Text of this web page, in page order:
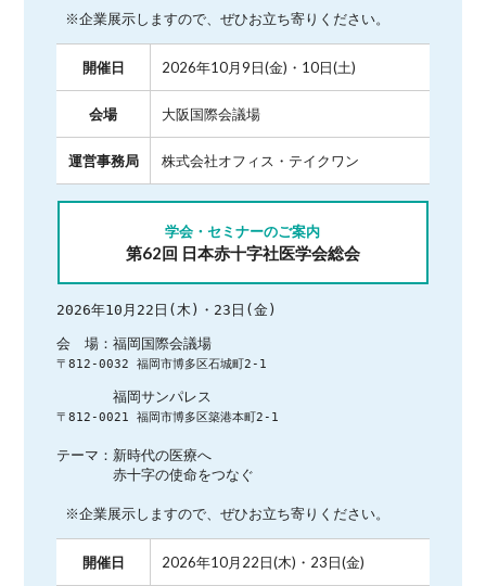
※企業展示しますので、ぜひお立ち寄りください。
開催日 2026年10月9日(金)・10日(土)
会場 大阪国際会議場
運営事務局 株式会社オフィス・テイクワン
学会・セミナーのご案内
第62回 日本赤十字社医学会総会
2026年10月22日(木)・23日(金)
会　場：福岡国際会議場
〒812-0032 福岡市博多区石城町2-1
〒812-0021 福岡市博多区築港本町2-1
テーマ：新時代の医療へ
赤十字の使命をつなぐ
※企業展示しますので、ぜひお立ち寄りください。
開催日 2026年10月22日(木)・23日(金)